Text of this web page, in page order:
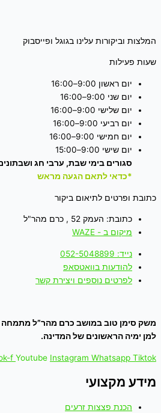
המלצות וביקורות עלינו בגוגל ופייסבוק
שעות פעילות
יום ראשון 9:00–16:00
יום שני 9:00–16:00
יום שלישי 9:00–16:00
יום רביעי 9:00–16:00
יום חמישי 9:00–16:00
יום שישי 9:00–15:00
סגורים בימי שבת, ערבי חג
*כדאי לתאם הגעה מראש
כתובת ופרטים לתיאום ביקור
כתובת: העמק 52 , כרם מהר"ל
מיקום ב - WAZE
נייד: 052-5048899
להודעות בוואטסאפ
לפרטים נוספים ויצירת קשר
משק סימן טוב במושב כרם מהר”ל
למן ימיה הראשונים של המדינה.
f Youtube Instagram Whatsapp Tiktok
מידע מקצועי
הכנת פצצות זרעים